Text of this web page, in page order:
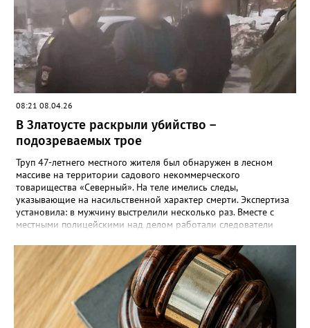
08:21 08.04.26
В Златоусте раскрыли убийство –
подозреваемых трое
Труп 47-летнего местного жителя был обнаружен в лесном
массиве на территории садового некоммерческого
товарищества «Северный». На теле имелись следы,
указывающие на насильственной характер смерти. Экспертиза
установила: в мужчину выстрелили несколько раз. Вместе с
местными полицейскими над делом работали следователи
уголовного розыска регионального полицейского главка.
Причинами убийства, отметили в златоустовском ОВМД, могли
стать прошлое и конфликт из-за денег – потерпевший состоял
на учёте в уголовно-исполнительной инспекции за
мошеннические действия, а также личная неприязнь. «В
результате проведенного комплекса мероприятий, в том числе
с применением современных технических средств,